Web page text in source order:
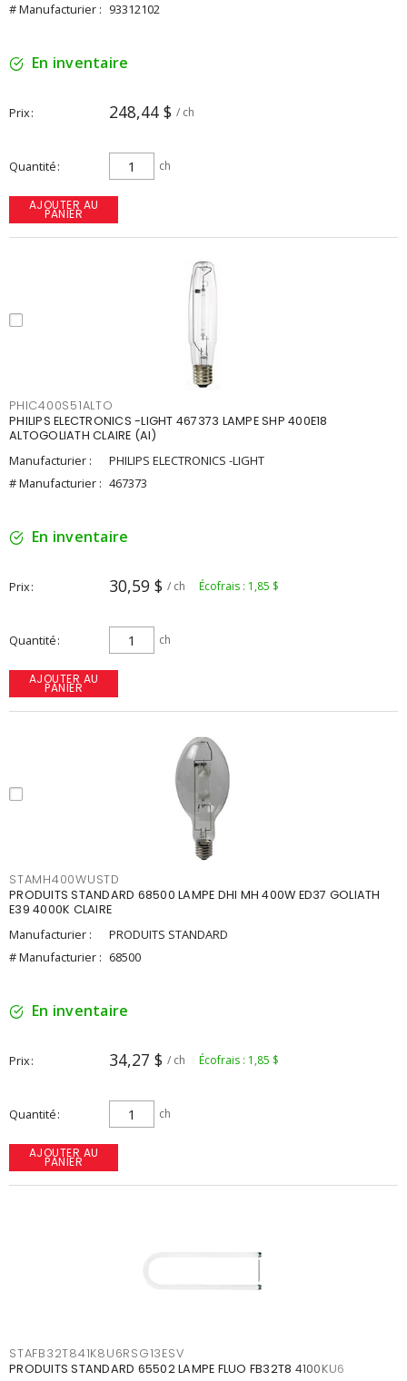
# Manufacturier : 93312102
En inventaire
Prix 248,44 $ / ch
Quantité ch
AJOUTER AU
PANIER
PHIC400S51ALTO
PHILIPS ELECTRONICS -LIGHT 467373 LAMPE SHP 400E18
ALTOGOLIATH CLAIRE (AI)
Manufacturier :
PHILIPS ELECTRONICS -LIGHT
# Manufacturier : 467373
En inventaire
Prix 30,59 $ / ch Écofrais : 1,85 $
Quantité ch
AJOUTER AU
PANIER
STAMH400WUSTD
PRODUITS STANDARD 68500 LAMPE DHI MH 400W ED37 GOLIATH
E39 4000K CLAIRE
Manufacturier :
PRODUITS STANDARD
# Manufacturier : 68500
En inventaire
Prix 34,27 $ / ch Écofrais : 1,85 $
Quantité ch
AJOUTER AU
PANIER
STAFB32T841K8U6RSG13ESV
PRODUITS STANDARD 65502 LAMPE FLUO FB32T8 4100KU6